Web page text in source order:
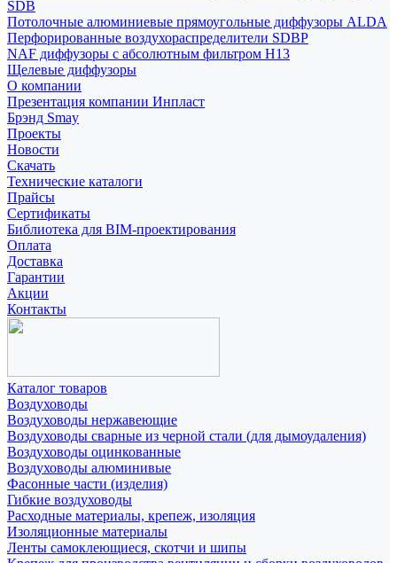
SDB
Потолочные алюминиевые прямоугольные диффузоры ALDA
Перфорированные воздухораспределители SDBP
NAF диффузоры с абсолютным фильтром Н13
Щелевые диффузоры
О компании
Презентация компании Инпласт
Брэнд Smay
Проекты
Новости
Скачать
Технические каталоги
Прайсы
Сертификаты
Библиотека для BIM-проектирования
Оплата
Доставка
Гарантии
Акции
Контакты
Каталог товаров
Воздуховоды
Воздуховоды нержавеющие
Воздуховоды сварные из черной стали (для дымоудаления)
Воздуховоды оцинкованные
Воздуховоды алюминивые
Фасонные части (изделия)
Гибкие воздуховоды
Расходные материалы, крепеж, изоляция
Изоляционные материалы
Ленты самоклеющиеся, скотчи и шипы